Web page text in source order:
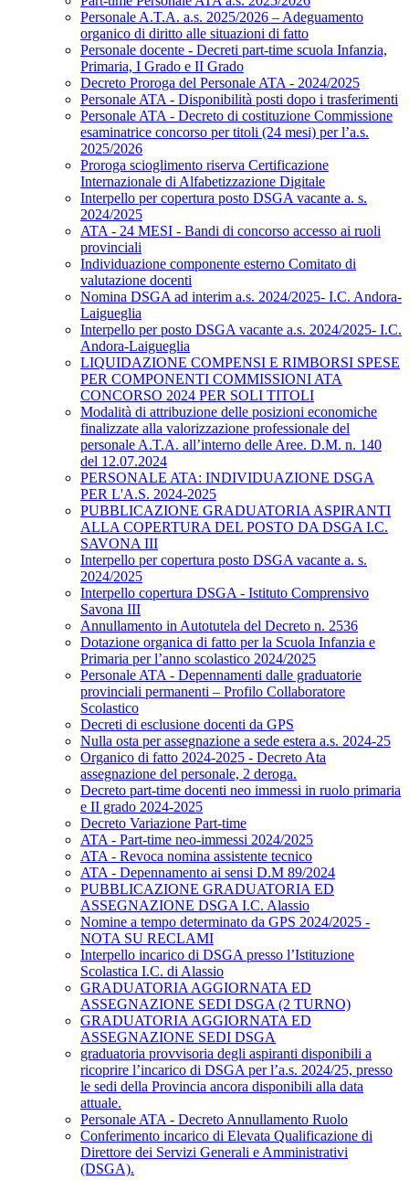
Personale A.T.A. a.s. 2025/2026 – Adeguamento
organico di diritto alle situazioni di fatto
Personale docente - Decreti part-time scuola Infanzia,
Primaria, I Grado e II Grado
Decreto Proroga del Personale ATA - 2024/2025
Personale ATA - Disponibilità posti dopo i trasferimenti
Personale ATA - Decreto di costituzione Commissione
esaminatrice concorso per titoli (24 mesi) per l’a.s.
2025/2026
Proroga scioglimento riserva Certificazione
Internazionale di Alfabetizzazione Digitale
Interpello per copertura posto DSGA vacante a. s.
2024/2025
ATA - 24 MESI - Bandi di concorso accesso ai ruoli
provinciali
Individuazione componente esterno Comitato di
valutazione docenti
Nomina DSGA ad interim a.s. 2024/2025- I.C. Andora-
Laigueglia
Interpello per posto DSGA vacante a.s. 2024/2025- I.C.
Andora-Laigueglia
LIQUIDAZIONE COMPENSI E RIMBORSI SPESE
PER COMPONENTI COMMISSIONI ATA
CONCORSO 2024 PER SOLI TITOLI
Modalità di attribuzione delle posizioni economiche
finalizzate alla valorizzazione professionale del
personale A.T.A. all’interno delle Aree. D.M. n. 140
del 12.07.2024
PERSONALE ATA: INDIVIDUAZIONE DSGA
PER L'A.S. 2024-2025
PUBBLICAZIONE GRADUATORIA ASPIRANTI
ALLA COPERTURA DEL POSTO DA DSGA I.C.
SAVONA III
Interpello per copertura posto DSGA vacante a. s.
2024/2025
Interpello copertura DSGA - Istituto Comprensivo
Savona III
Annullamento in Autotutela del Decreto n. 2536
Dotazione organica di fatto per la Scuola Infanzia e
Primaria per l’anno scolastico 2024/2025
Personale ATA - Depennamenti dalle graduatorie
provinciali permanenti – Profilo Collaboratore
Scolastico
Decreti di esclusione docenti da GPS
Nulla osta per assegnazione a sede estera a.s. 2024-25
Organico di fatto 2024-2025 - Decreto Ata
assegnazione del personale, 2 deroga.
Decreto part-time docenti neo immessi in ruolo primaria
e II grado 2024-2025
Decreto Variazione Part-time
ATA - Part-time neo-immessi 2024/2025
ATA - Revoca nomina assistente tecnico
ATA - Depennamento ai sensi D.M 89/2024
PUBBLICAZIONE GRADUATORIA ED
ASSEGNAZIONE DSGA I.C. Alassio
Nomine a tempo determinato da GPS 2024/2025 -
NOTA SU RECLAMI
Interpello incarico di DSGA presso l’Istituzione
Scolastica I.C. di Alassio
GRADUATORIA AGGIORNATA ED
ASSEGNAZIONE SEDI DSGA (2 TURNO)
GRADUATORIA AGGIORNATA ED
ASSEGNAZIONE SEDI DSGA
graduatoria provvisoria degli aspiranti disponibili a
ricoprire l’incarico di DSGA per l’a.s. 2024/25, presso
le sedi della Provincia ancora disponibili alla data
attuale.
Personale ATA - Decreto Annullamento Ruolo
Conferimento incarico di Elevata Qualificazione di
Direttore dei Servizi Generali e Amministrativi
(DSGA).